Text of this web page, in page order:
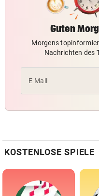
Guten
Morgens
Nachrichten des
E-Mail
KOSTENLOSE SPIELE